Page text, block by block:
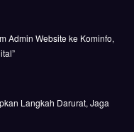
Admin Website ke Kominfo,
Langkah Darurat, Jaga